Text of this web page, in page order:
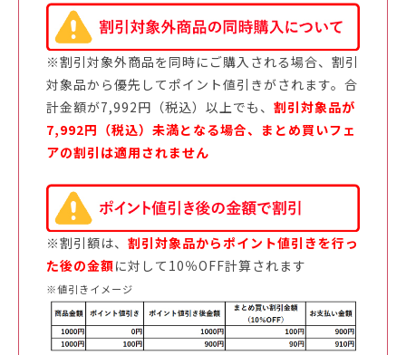
※割引対象外商品を同時にご購入される場合、割引
対象品から優先してポイント値引きがされます。合
計金額が7,992円（税込）以上でも、 割引対象品が
7,992円（税込）未満となる場合、まとめ買いフェ
アの割引は適用されません
※割引額は、 割引対象品からポイント値引きを行っ
た後の金額に対して10％OFF計算されます
※値引きイメージ